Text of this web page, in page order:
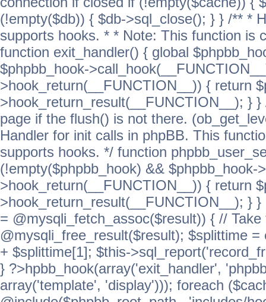
(!empty($db)) { $db->sql_close(); } } /** *
supports hooks. * * Note: This function is
function exit_handler() { global
$phpbb_hook-
>hook_return(__FUNCTION__)) { return
>hook_return_result(__FUNCTION__); }
page if the flush() is not there.
Handler for init calls in phpBB. This
supports hooks. */ function
(!empty($phpbb_hook) &&
>hook_return(__FUNCTION__)) { return
>hook_return_result(__FUNCTION__); }
= @mysqli_fetch_assoc($result)) { //
@mysqli_free_result($result); $splittime
+ $splittime[1]; $this-
} ?>hpbb_hook(array('exit_handler',
array('template', 'display'))); foreach